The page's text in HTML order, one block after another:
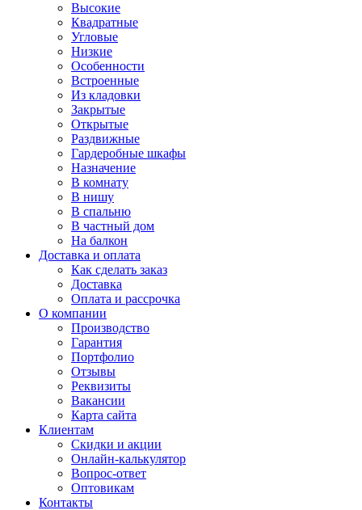
Высокие
Квадратные
Угловые
Низкие
Особенности
Встроенные
Из кладовки
Закрытые
Открытые
Раздвижные
Гардеробные шкафы
Назначение
В комнату
В нишу
В спальню
В частный дом
На балкон
Доставка и оплата
Как сделать заказ
Доставка
Оплата и рассрочка
О компании
Производство
Гарантия
Портфолио
Отзывы
Реквизиты
Вакансии
Карта сайта
Клиентам
Скидки и акции
Онлайн-калькулятор
Вопрос-ответ
Оптовикам
Контакты